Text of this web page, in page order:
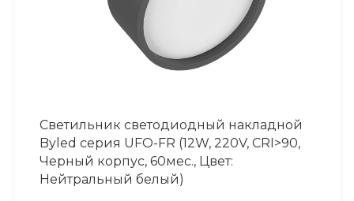
Светильник светодиодный накладной
Byled серия UFO-FR (12W, 220V, CRI>90,
Черный корпус, 60мес., Цвет:
Нейтральный белый)